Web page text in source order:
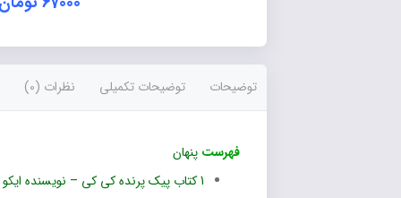
توضیحات توضیحات تکمیلی نظرات (0)
پنهان
کتاب پیک پرنده کی کی – نویسنده ایکو